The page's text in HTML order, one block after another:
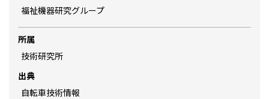
福祉機器研究グループ
所属
技術研究所
出典
自転車技術情報